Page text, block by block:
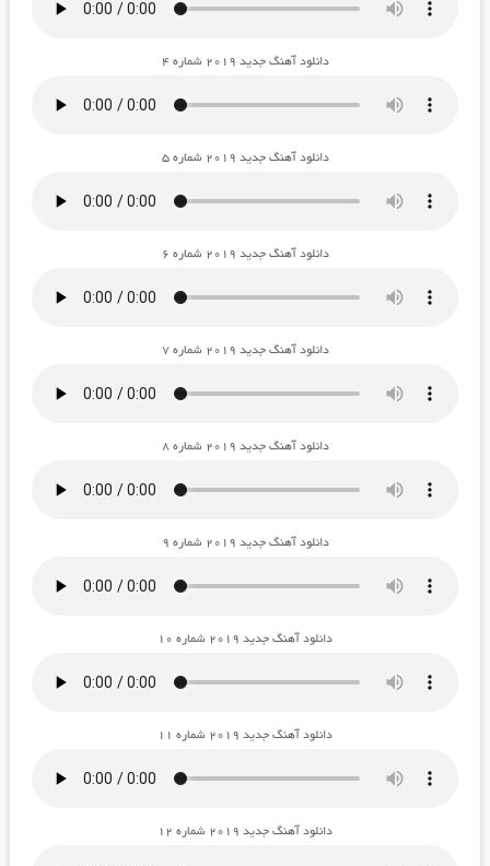
دانلود آهنگ جدید ۲۰۱۹ شماره ۴
دانلود آهنگ جدید ۲۰۱۹ شماره ۵
دانلود آهنگ جدید ۲۰۱۹ شماره ۶
دانلود آهنگ جدید ۲۰۱۹ شماره ۷
دانلود آهنگ جدید ۲۰۱۹ شماره ۸
دانلود آهنگ جدید ۲۰۱۹ شماره ۹
دانلود آهنگ جدید ۲۰۱۹ شماره ۱۰
دانلود آهنگ جدید ۲۰۱۹ شماره ۱۱
دانلود آهنگ جدید ۲۰۱۹ شماره ۱۲